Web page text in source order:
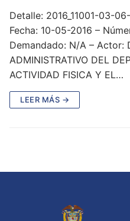
Detalle: 2016_11001-03-
Fecha: 10-05-2016 –
Demandado: N/A – Actor:
ADMINISTRATIVO DEL
ACTIVIDAD FISICA Y EL…
LEER MÁS →